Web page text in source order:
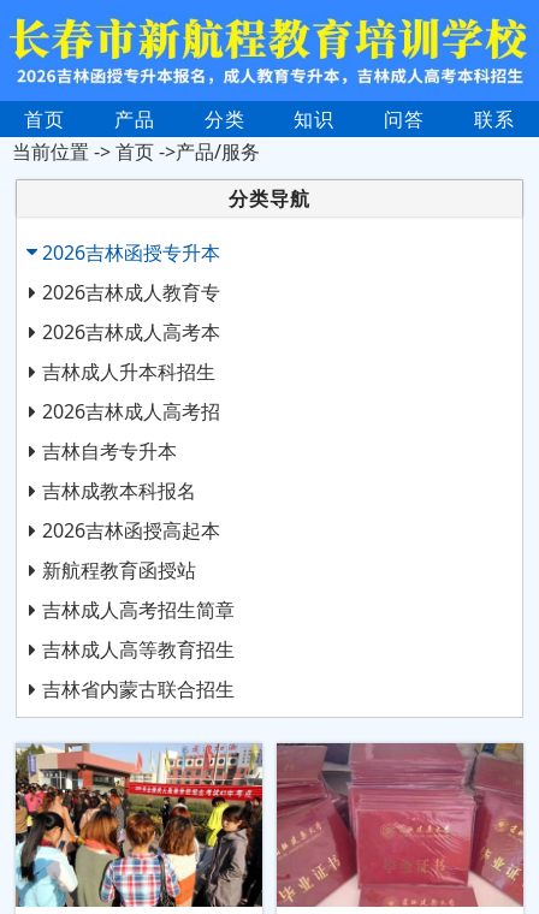
首页 产品 分类 知识 问答
联系
当前位置 ->首页->产品/服务
分类导航
2026吉林函授专升本
2026吉林成人教育专
2026吉林成人高考本
吉林成人升本科招生
2026吉林成人高考招
吉林自考专升本
吉林成教本科报名
2026吉林函授高起本
新航程教育函授站
吉林成人高考招生简章
吉林成人高等教育招生
吉林省内蒙古联合招生